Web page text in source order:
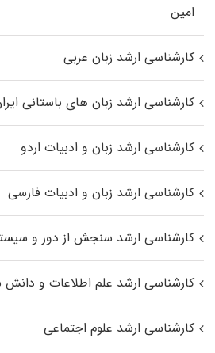
اﻣﻴﻦ
کارشناسی ارشد زبان عربی
کارشناسی ارشد زبان‌ های باستانی
کارشناسی ارشد زبان و ادبیات اردو
کارشناسی ارشد زبان و ادبیات فارسی
کارشناسی ارشد سنجش از دور و
کارشناسی ارشد علم اطلاعات و
کارشناسی ارشد علوم اجتماعی